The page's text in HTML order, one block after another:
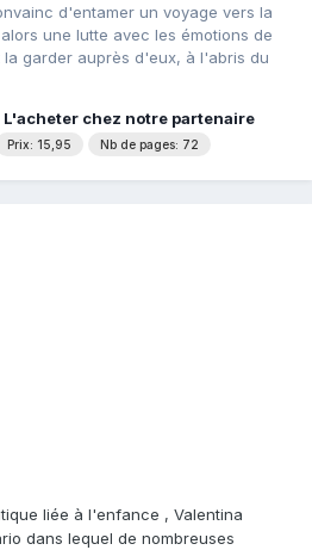
d'entamer un voyage vers la
une lutte avec les émotions de
garder auprès d'eux, à l'abris du
L'acheter chez notre partenaire
Prix: 15,95 Nb de pages: 72
liée à l'enfance , Valentina
dans lequel de nombreuses